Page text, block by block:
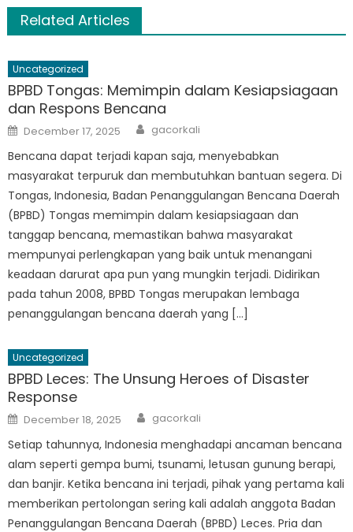
Related Articles
Uncategorized
BPBD Tongas: Memimpin dalam Kesiapsiagaan
dan Respons Bencana
Posted
on
December 17, 2025 Author
gacorkali
Bencana dapat terjadi kapan saja, menyebabkan
masyarakat terpuruk dan membutuhkan bantuan segera. Di
Tongas, Indonesia, Badan Penanggulangan Bencana Daerah
(BPBD) Tongas memimpin dalam kesiapsiagaan dan
tanggap bencana, memastikan bahwa masyarakat
mempunyai perlengkapan yang baik untuk menangani
keadaan darurat apa pun yang mungkin terjadi. Didirikan
pada tahun 2008, BPBD Tongas merupakan lembaga
penanggulangan bencana daerah yang […]
Uncategorized
BPBD Leces: The Unsung Heroes of Disaster
Response
Posted
on
December 18, 2025 Author
gacorkali
Setiap tahunnya, Indonesia menghadapi ancaman bencana
alam seperti gempa bumi, tsunami, letusan gunung berapi,
dan banjir. Ketika bencana ini terjadi, pihak yang pertama kali
memberikan pertolongan sering kali adalah anggota Badan
Penanggulangan Bencana Daerah (BPBD) Leces. Pria dan